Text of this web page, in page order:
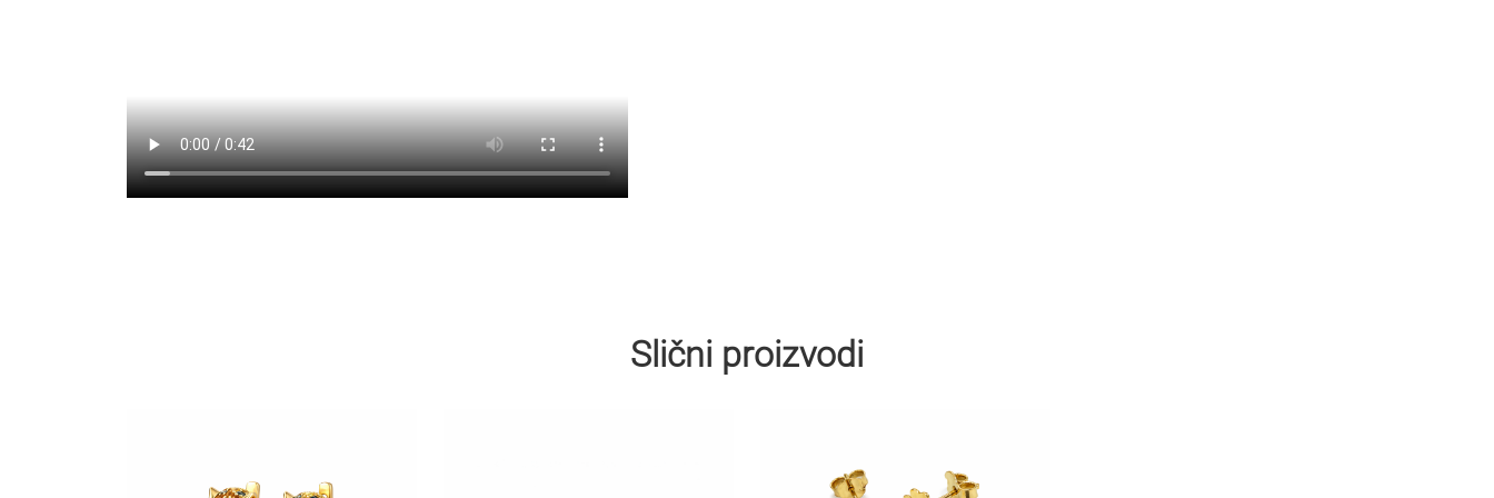
Slični proizvodi